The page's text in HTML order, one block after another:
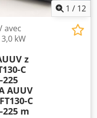
- RAL2008) - 4
Poteaux fixés
transport / livraison : -
réception du paiement
de montage - le
par l'acheteur avec
les livraisons sont
de la République
îles ! Les livraisons
possibles, selon
1 / 12
avec
kW
z
C
AUUV
C
m